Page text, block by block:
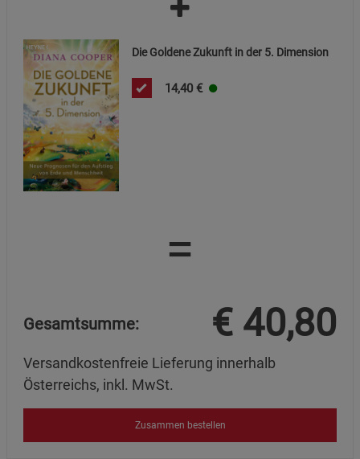
Die Goldene Zukunft in der 5. Dimension
14,40 €
=
Gesamtsumme: € 40,80
Versandkostenfreie Lieferung innerhalb
Österreichs, inkl. MwSt.
Zusammen bestellen